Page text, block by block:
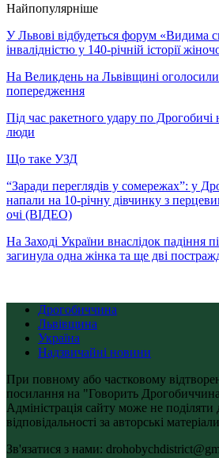
Найпопулярніше
У Львові відбудеться форум «Видима
інвалідністю у 140-річній історії
На Великдень на Львівщині
попередження
Під час ракетного удару по Дрогобичі
люди
Що таке УЗД
“Заради переглядів у сомережах”: у
напали на 10-річну дівчинку з
очі (ВІДЕО)
На Заході України внаслідок падіння
загинула одна жінка та ще дві
Дрогобиччина
Львівщина
Україна
Надзвичайні новини
При повному або частковому
посилання на "Говорить
Адміністрація сайту може не поділяти
відповідальності за авторські
Зв'язатися з нами: